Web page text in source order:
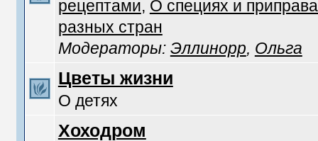
рецептами, О специях и
разных стран
Модераторы: Эллинорр, Ольга
Цветы жизни
О детях
Хоходром